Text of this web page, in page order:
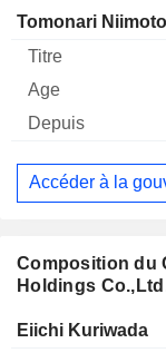
Tomonari Niimoto
Accéder à la
Composition du
Holdings
Administrateur Titre
Eiichi Kuriwada